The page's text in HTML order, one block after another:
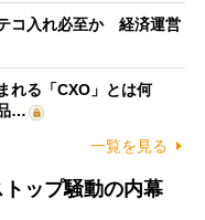
コ入れ必至か 経済運営
れる「CXO」とは何
…
一覧を見る
トップ騒動の内幕